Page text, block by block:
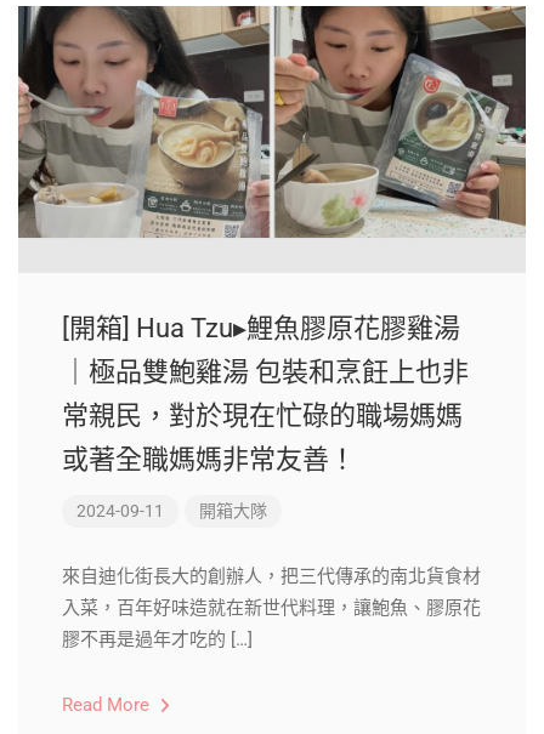
[開箱] Hua Tzu▸鯉魚膠原花膠雞湯
｜極品雙鮑雞湯 包裝和烹飪上也非
常親民，對於現在忙碌的職場媽媽
或著全職媽媽非常友善！
2024-09-11 開箱大隊
來自迪化街長大的創辦人，把三代傳承的南北貨食材
入菜，百年好味造就在新世代料理，讓鮑魚、膠原花
膠不再是過年才吃的 […]
Read More